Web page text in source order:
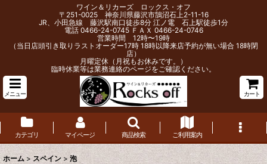
ワイン＆リカーズ ロックス・オフ
〒251-0025 神奈川県藤沢市鵠沼石上2-11-16
JR、小田急線 藤沢駅南口徒歩8分 江ノ電 石上駅徒歩1分
電話 0466-24-0745 ＦＡＸ 0466-24-0746
営業時間 12時〜19時
（当日店頭引き取りラストオーダー17時 18時以降来店予約が無い場合 18時閉
店）
月曜定休（月祝もお休みです。）
臨時休業等は業務連絡のページをご確認ください。
メニュー カート
カテゴリ マイページ 商品検索 ご利用案内
ホーム > スペイン > 泡